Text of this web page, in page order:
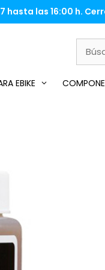
las 16:00 h.
EBIKE